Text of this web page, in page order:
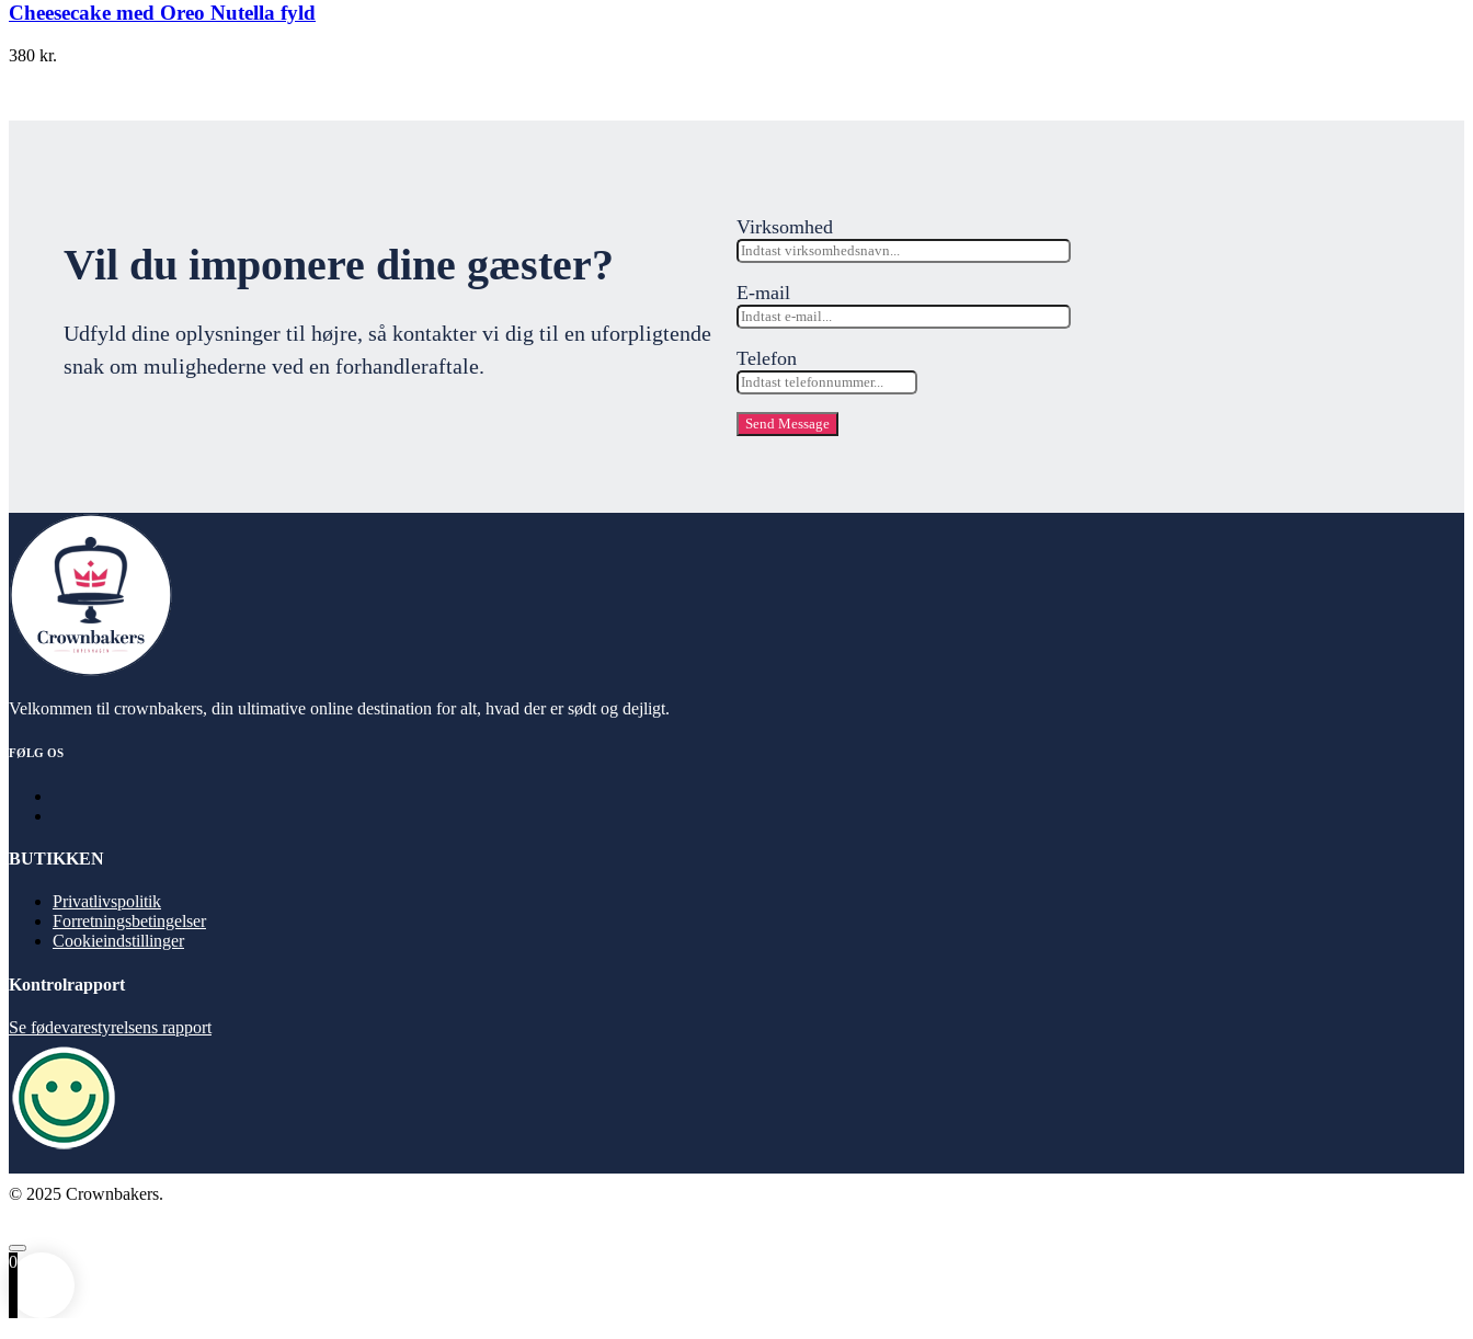
Cheesecake med Oreo Nutella fyld
380 kr.
Vil du imponere dine gæster?
Udfyld dine oplysninger til højre, så kontakter vi dig til en uforpligtende
snak om mulighederne ved en forhandleraftale.
Virksomhed
E-mail
Telefon
Send Message
Velkommen til crownbakers, din ultimative online destination for alt, hvad der er sødt og dejligt.
FØLG OS
BUTIKKEN
Privatlivspolitik
Forretningsbetingelser
Cookieindstillinger
Kontrolrapport
Se fødevarestyrelsens rapport
© 2025 Crownbakers.
0